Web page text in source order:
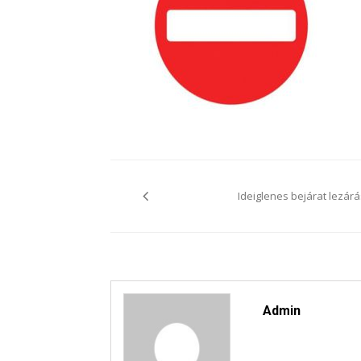
navigáció
Ideiglenes bejárat
Admin